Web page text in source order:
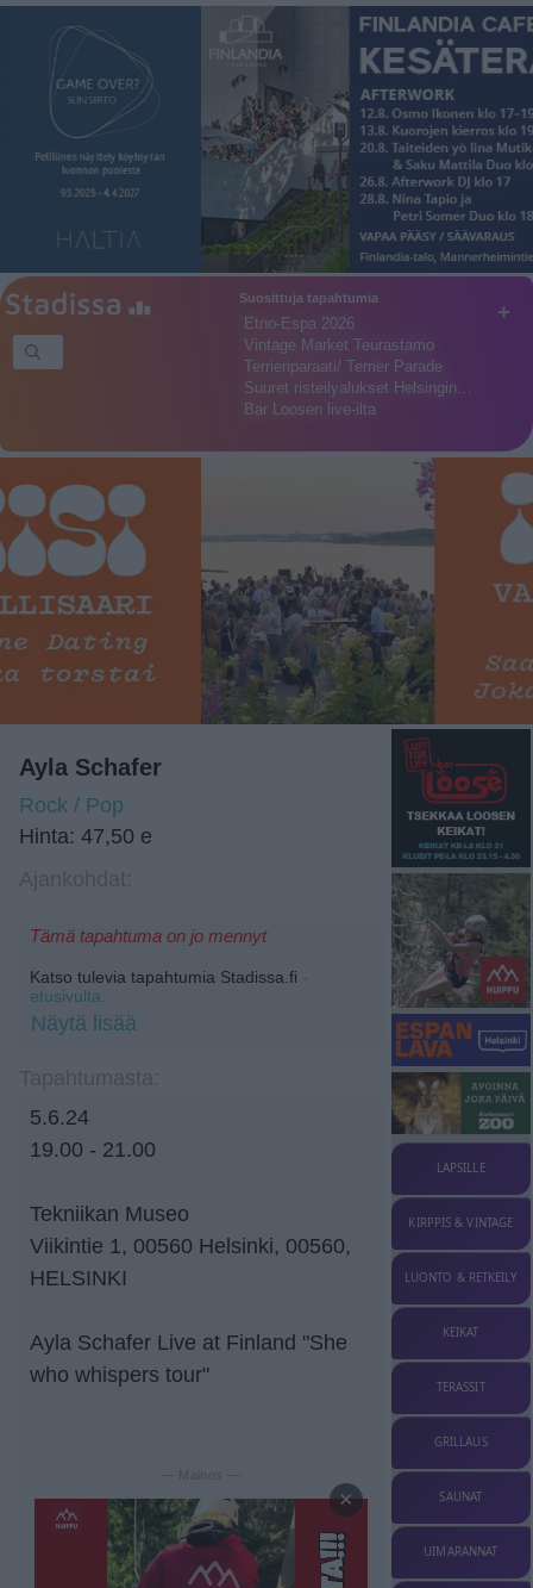
+
Suosittuja tapahtumia
Etno-Espa 2026
Vintage Market Teurastamo
Terrieriparaati/ Terrier Parade
Suuret risteilyalukset Helsingin…
Bar Loosen live-ilta
Ayla Schafer
Rock / Pop
Hinta: 47,50 e
Tämä tapahtuma on jo mennyt
Katso tulevia tapahtumia Stadissa.fi -
etusivulta.
Näytä lisää
5.6.24
19.00 - 21.00
Tekniikan Museo
Viikintie 1, 00560 Helsinki, 00560,
HELSINKI
Ayla Schafer Live at Finland "She
who whispers tour"
— Mainos —
×
LAPSILLE
KIRPPIS & VINTAGE
LUONTO & RETKEILY
KEIKAT
TERASSIT
GRILLAUS
SAUNAT
UIMARANNAT